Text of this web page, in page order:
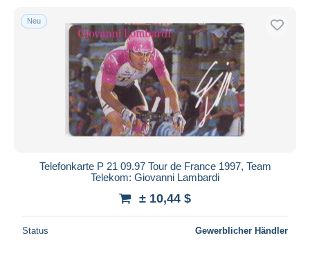
Neu
Telefonkarte P 21 09.97 Tour de France 1997, Team
Telekom: Giovanni Lambardi
± 10,44 $
Status Gewerblicher Händler